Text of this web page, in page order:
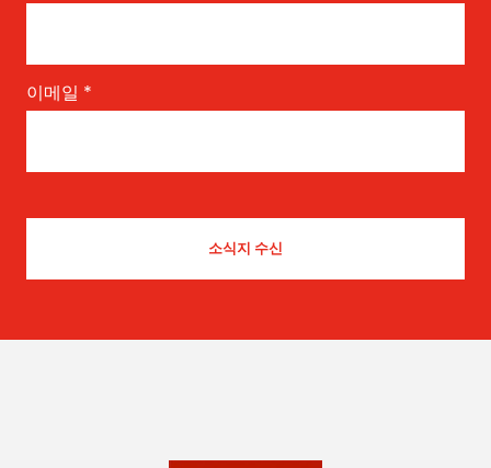
이메일 *